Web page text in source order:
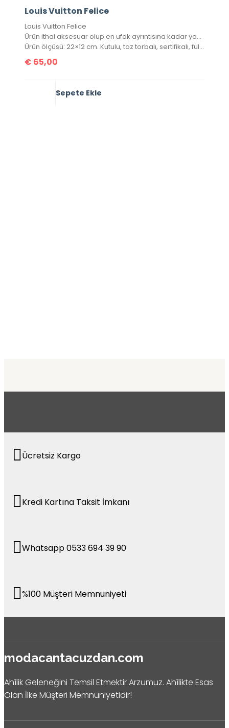
Louis Vuitton Felice
Louis Vuitton Felice
Ürün ithal aksesuar olup en ufak ayrıntısına kadar yazılı aksesuar takımına sahip. 1 adet bozuk para/kağıt para cüzdanı, 1 adet kartlık portatif içinde mevcuttur.
Ürün ölçüsü: 22×12 cm. Kutulu, toz torbalı, sertifikalı, full deri.
€ 65,00
Sepete Ekle
Ücretsiz Kargo
Kredi Kartına Taksit İmkanı
Whatsapp 0533 694 39 90
%100 Müşteri Memnuniyeti
modacantacuzdan.com
Ahîlik Geleneğini Temsil Etmektir Arzumuz. Ahîlikte Esas
Olan İlke Müşteri Memnuniyetidir!